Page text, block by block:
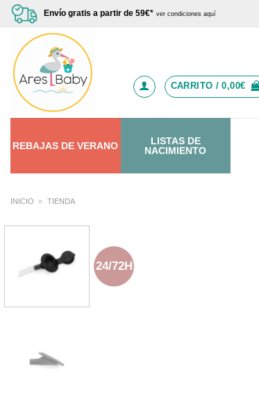
Saltar
contenido
Envío gratis a partir de 59€* ver condiciones aquí
CARRITO /0,00€
REBAJAS DEVERANO
LISTAS DE
NACIMIENTO
INICIO » TIENDA
24/72H